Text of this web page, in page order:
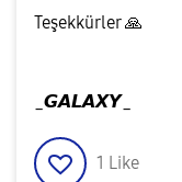
Teşekkürler🙏
_𝙂𝘼𝙇𝘼𝙓𝙔_
1 Like